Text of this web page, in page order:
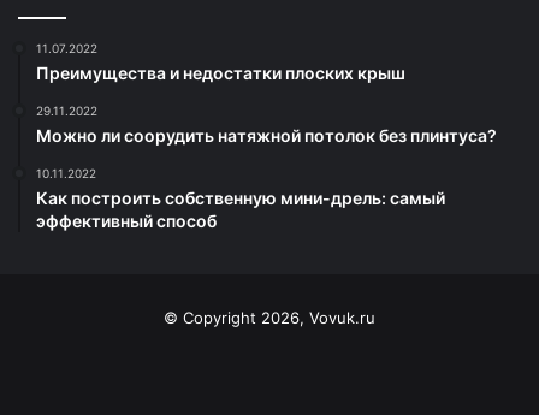
11.07.2022
Преимущества и недостатки плоских крыш
29.11.2022
Можно ли соорудить натяжной потолок без плинтуса?
10.11.2022
Как построить собственную мини-дрель: самый
эффективный способ
© Copyright 2026, Vovuk.ru